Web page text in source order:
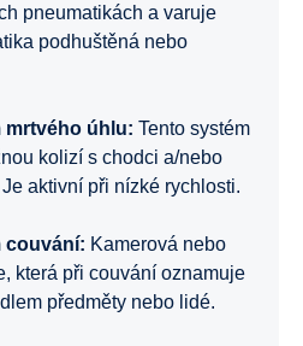
pneumatikách a varuje
podhuštěná nebo
mrtvého úhlu: Tento systém
kolizí s chodci a/nebo
aktivní při nízké rychlosti.
couvání: Kamerová nebo
která při couvání oznamuje
předměty nebo lidé.